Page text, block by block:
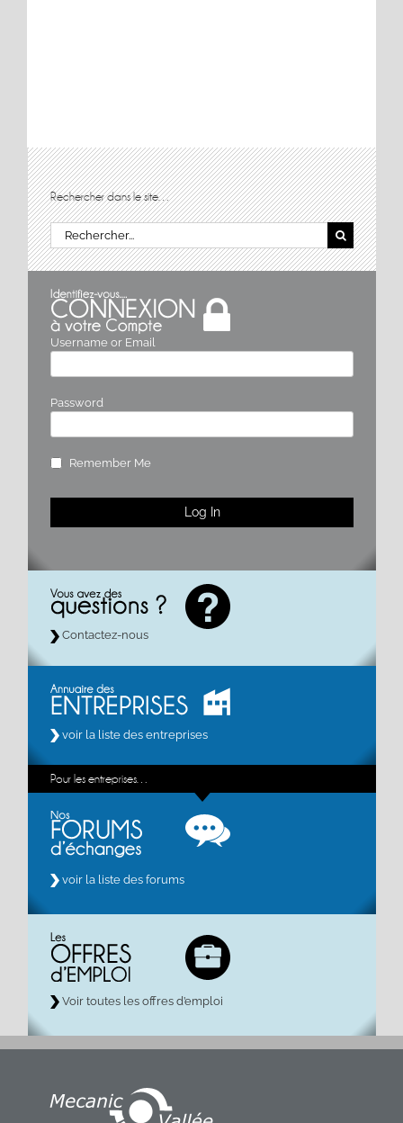
Rechercher dans le site…
Rechercher:
Username or Email
Password
Remember Me
Contactez-nous
voir la liste des entreprises
Pour les entreprises…
voir la liste des forums
Voir toutes les offres d’emploi